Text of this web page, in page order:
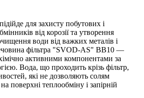
для захисту побутових і
від корозії та утворення
води від важких металів і
фільтра "SVOD-AS" BB10 —
активними компонентами за
Вода, що проходить крізь фільтр,
які не дозволяють солям
поверхні теплообміну і запірній